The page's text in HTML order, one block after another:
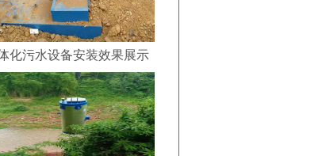
化污水设备安装效果展示